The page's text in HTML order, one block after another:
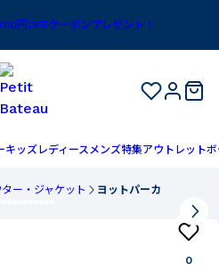
円OFFクーポンプレゼント！
キッズ レディースメンズ特集アウトレットボ
ー・ジャケット ヨットパーカ
0